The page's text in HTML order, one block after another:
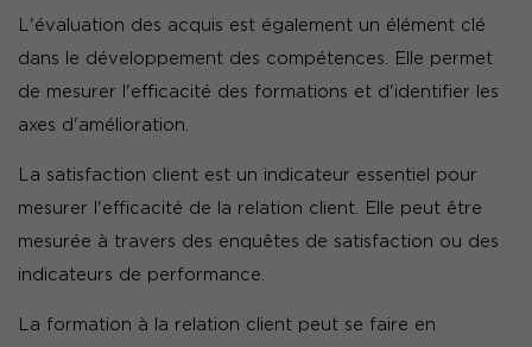
L'évaluation des acquis est également un élément clé
dans le développement des compétences. Elle permet
de mesurer l'efficacité des formations et d'identifier les
axes d'amélioration.
La satisfaction client est un indicateur essentiel pour
mesurer l'efficacité de la relation client. Elle peut être
mesurée à travers des enquêtes de satisfaction ou des
indicateurs de performance.
La formation à la relation client peut se faire en